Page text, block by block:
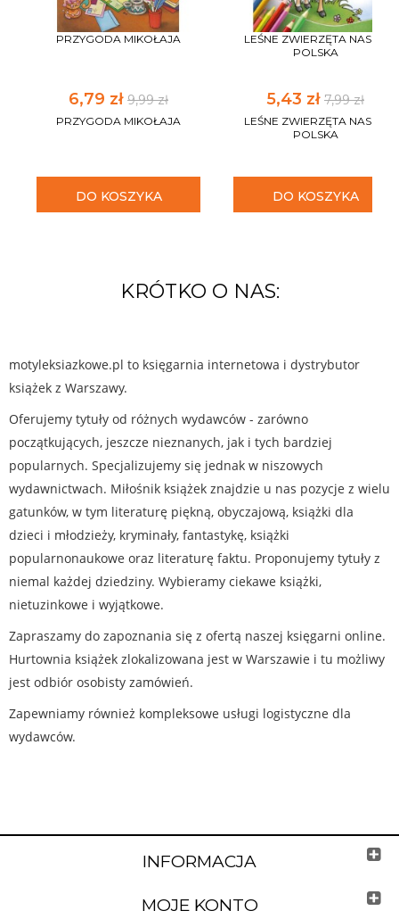
PRZYGODA MIKOŁAJA
6,79 zł 9,99 zł
PRZYGODA MIKOŁAJA
DO KOSZYKA
LEŚNE ZWIERZĘTA NASZA
POLSKA
5,43 zł 7,99 zł
LEŚNE ZWIERZĘTA NASZA
POLSKA
DO KOSZYKA
KRÓTKO O NAS:
motyleksiazkowe.pl to księgarnia internetowa i dystrybutor
książek z Warszawy.
Oferujemy tytuły od różnych wydawców - zarówno
początkujących, jeszcze nieznanych, jak i tych bardziej
popularnych. Specjalizujemy się jednak w niszowych
wydawnictwach. Miłośnik książek znajdzie u nas pozycje z wielu
gatunków, w tym literaturę piękną, obyczajową, książki dla
dzieci i młodzieży, kryminały, fantastykę, książki
popularnonaukowe oraz literaturę faktu. Proponujemy tytuły z
niemal każdej dziedziny. Wybieramy ciekawe książki,
nietuzinkowe i wyjątkowe.
Zapraszamy do zapoznania się z ofertą naszej księgarni online.
Hurtownia książek zlokalizowana jest w Warszawie i tu możliwy
jest odbiór osobisty zamówień.
Zapewniamy również kompleksowe usługi logistyczne dla
wydawców.
INFORMACJA
MOJE KONTO